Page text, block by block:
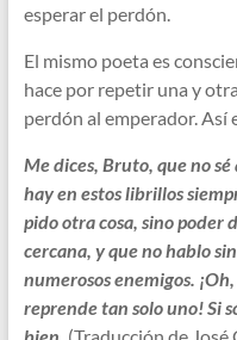
esperar el perdón.
El mismo poeta es
hace por repetir una y
perdón al emperador. Así
Me dices, Bruto, que no
hay en estos librillos
pido otra cosa, sino poder
cercana, y que no hablo
numerosos enemigos.
reprende tan solo uno! Si